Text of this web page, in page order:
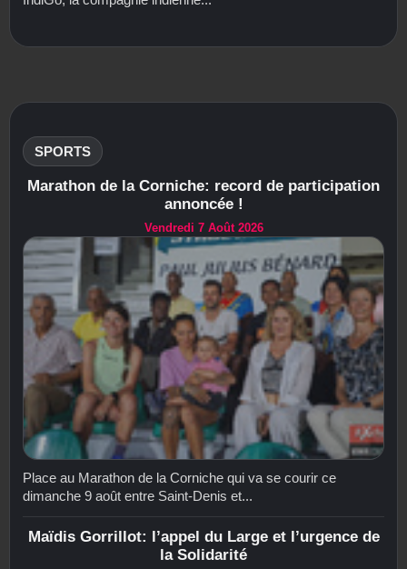
SPORTS
Marathon de la Corniche: record de participation
annoncée !
Vendredi 7 Août 2026
Place au Marathon de la Corniche qui va se courir ce
dimanche 9 août entre Saint-Denis et...
Maïdis Gorrillot: l’appel du Large et l’urgence de
la Solidarité